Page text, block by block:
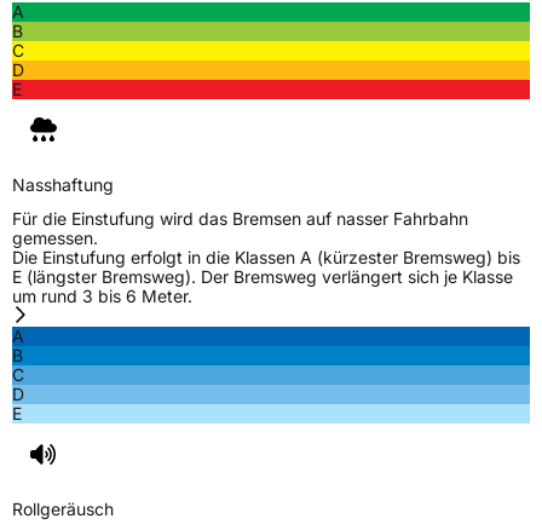
A
B
C
D
E
Nasshaftung
Für die Einstufung wird das Bremsen auf nasser Fahrbahn
gemessen.
Die Einstufung erfolgt in die Klassen A (kürzester Bremsweg) bis
E (längster Bremsweg). Der Bremsweg verlängert sich je Klasse
um rund 3 bis 6 Meter.
A
B
C
D
E
Rollgeräusch